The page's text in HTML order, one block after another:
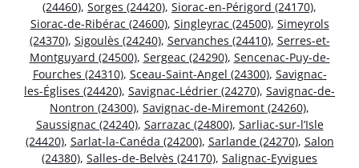
(24460), Sorges (24420), Siorac-en-Périgord (24170),
Siorac-de-Ribérac (24600), Singleyrac (24500), Simeyrols
(24370), Sigoulès (24240), Servanches (24410), Serres-et-
Montguyard (24500), Sergeac (24290), Sencenac-Puy-de-
Fourches (24310), Sceau-Saint-Angel (24300), Savignac-
les-Églises (24420), Savignac-Lédrier (24270), Savignac-de-
Nontron (24300), Savignac-de-Miremont (24260),
Saussignac (24240), Sarrazac (24800), Sarliac-sur-l’Isle
(24420), Sarlat-la-Canéda (24200), Sarlande (24270), Salon
(24380), Salles-de-Belvès (24170), Salignac-Eyvigues